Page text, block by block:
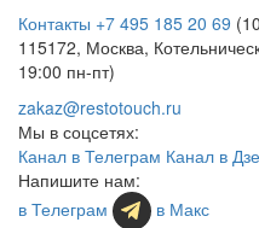
Контакты +7 495 185 20 69
115172, Москва,
19:00 пн-пт)
zakaz@restotouch.ru
Мы в соцсетях:
Канал в Телеграм Канал в
Напишите нам:
в Телеграм
в Макс